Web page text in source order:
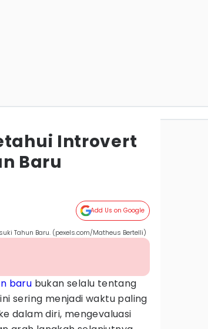
Introvert
Baru
Add Us on Google
Tahun Baru. (pexels.com/Matheus Bertelli)
baru bukan selalu tentang
sering menjadi waktu paling
dalam diri, mengevaluasi